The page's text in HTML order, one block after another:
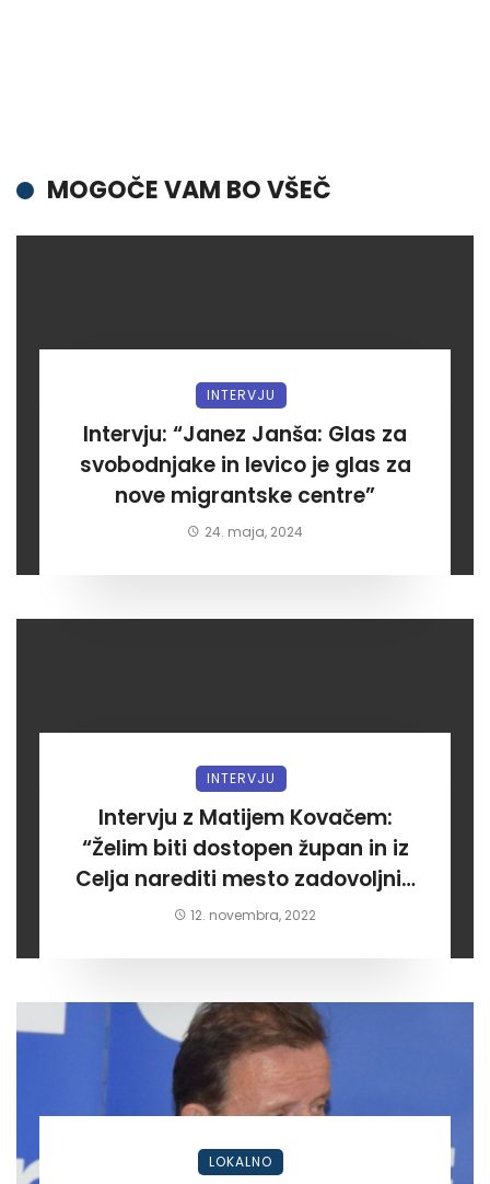
MOGOČE VAM BO VŠEČ
INTERVJU
Intervju: “Janez Janša: Glas za
svobodnjake in levico je glas za
nove migrantske centre”
24. maja, 2024
INTERVJU
Intervju z Matijem Kovačem:
“Želim biti dostopen župan in iz
Celja narediti mesto zadovoljnih
meščanov”
12. novembra, 2022
LOKALNO